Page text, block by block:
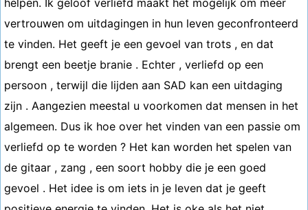
helpen. Ik geloof verliefd maakt het mogelijk om meer
vertrouwen om uitdagingen in hun leven geconfronteerd
te vinden. Het geeft je een gevoel van trots , en dat
brengt een beetje branie . Echter , verliefd op een
persoon , terwijl die lijden aan SAD kan een uitdaging
zijn . Aangezien meestal u voorkomen dat mensen in het
algemeen. Dus ik hoe over het vinden van een passie om
verliefd op te worden ? Het kan worden het spelen van
de gitaar , zang , een soort hobby die je een goed
gevoel . Het idee is om iets in je leven dat je geeft